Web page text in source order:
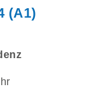
(A1)